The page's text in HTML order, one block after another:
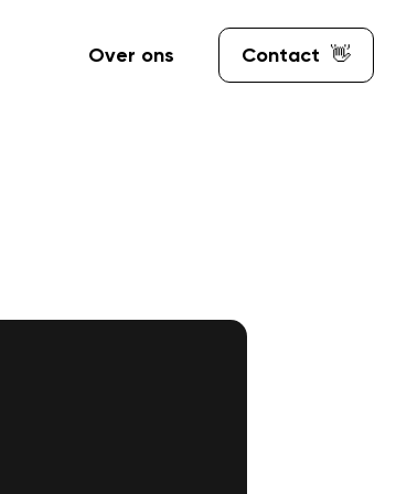
Over ons Contact 👋